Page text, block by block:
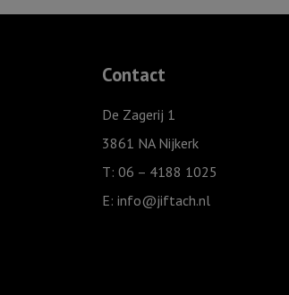
Contact
De Zagerij 1
3861 NA Nijkerk
T: 06 – 4188 1025
E: info@jiftach.nl